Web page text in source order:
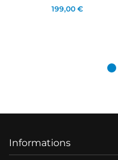
199,00 €
Informations